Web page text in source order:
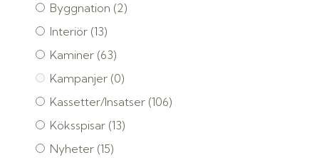
Byggnation (2)
Interiör (13)
Kaminer (63)
Kampanjer (0)
Kassetter/Insatser (106)
Köksspisar (13)
Nyheter (15)